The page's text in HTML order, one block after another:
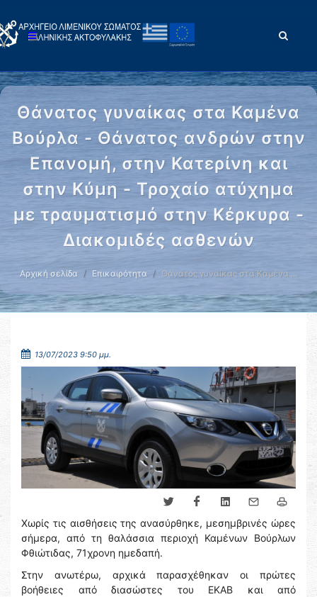
Θάνατος γυναίκας στα Καμένα
Βούρλα - Θάνατος ανδρών στην
Επανομή, στην Κατερίνη και
στην Κύμη - Τροχαίο ατύχημα
με τραυματισμό στην Κέρκυρα -
Διακομιδές ασθενών
Αρχική σελίδα Επικαιρότητα Θάνατος γυναίκας στα Καμένα …
13/07/2023 9:50 μμ.
Χωρίς τις αισθήσεις της ανασύρθηκε, μεσημβρινές ώρες
σήμερα, από τη θαλάσσια περιοχή Καμένων Βούρλων
Φθιώτιδας, 71χρονη ημεδαπή.
Στην ανωτέρω, αρχικά παρασχέθηκαν οι πρώτες
βοήθειες από διασώστες του ΕΚΑΒ και από